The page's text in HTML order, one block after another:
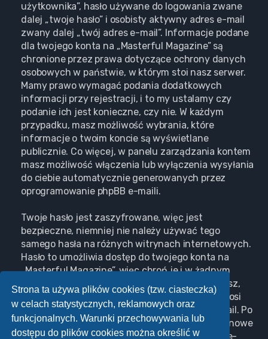
Strona ta używa plików cookies (tzw. ciasteczka)
w celach statystycznych, reklamowych oraz
funkcjonalnych. Warunki przechowywania lub
dostępu do plików cookies można określić w
użytkownika”, hasło używane do logowania zwane
dalej „twoje hasło” i osobisty aktywny adres e-mail
zwany dalej „twój adres e-mail”. Informacje podane
dla twojego konta na „Masterful Magazine” są
chronione przez prawa dotyczące ochrony danych
osobowych w państwie, w którym stoi nasz serwer.
Mamy prawo wymagać podania dodatkowych
informacji przy rejestracji, i to my ustalamy czy
podanie ich jest konieczne, czy nie. W każdym
przypadku, masz możliwość wybrania, które
informacje o twoim koncie są wyświetlane
publicznie. Co więcej, w panelu zarządzania kontem
masz możliwość włączenia lub wyłączenia wysyłania
do ciebie automatycznie generowanych przez
oprogramowanie phpBB e-maili.
Twoje hasło jest zaszyfrowane, więc jest
bezpieczne, niemniej nie należy używać tego
samego hasła na różnych witrynach internetowych.
Hasło to umożliwia dostęp do twojego konta na
„Masterful Magazine”, więc chroń je i w żadnym
wypadku nie podawaj
nikomu . Jeśli je zapomnisz,
użyj funkcji „Nie pamiętam hasła”. Witryna poprosi
cię o podanie nazwy użytkownika i adresu e-mail. Po
podaniu tych danych zostanie wygenerowane nowe
hasło i przesłane na podany przez ciebie adres e-